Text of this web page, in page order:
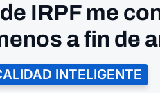
IRPF me
a fin de
INTELIGENTE